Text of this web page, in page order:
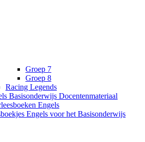
Groep 7
Groep 8
Racing Legends
Basisonderwijs Docentenmateriaal
Engels
Engels voor het Basisonderwijs